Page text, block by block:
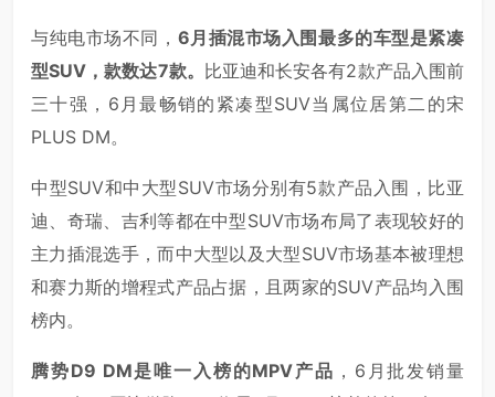
与纯电市场不同， 6月插混市场入围最多的车型是紧凑
型SUV，款数达7款。 比亚迪和长安各有2款产品入围前
三十强，6月最畅销的紧凑型SUV当属位居第二的宋
PLUS DM。
中型SUV和中大型SUV市场分别有5款产品入围，比亚
迪、奇瑞、吉利等都在中型SUV市场布局了表现较好的
主力插混选手，而中大型以及大型SUV市场基本被理想
和赛力斯的增程式产品占据，且两家的SUV产品均入围
榜内。
腾势D9 DM是唯一入榜的MPV产品 ，6月批发销量